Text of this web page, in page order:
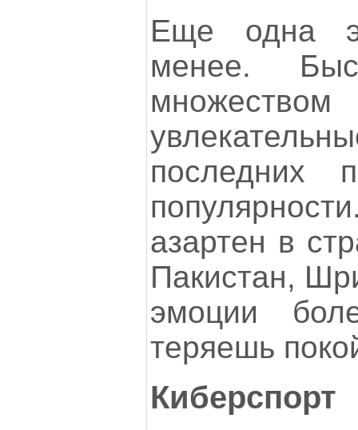
Еще одна
менее.
последних
азартен в
Пакистан,
эмоции
теряешь
Киберспорт